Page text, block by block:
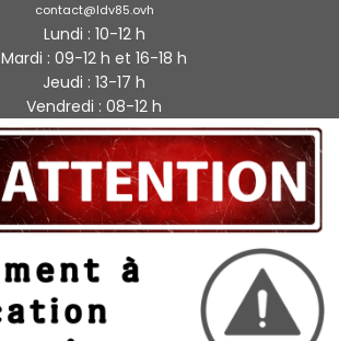
contact@ldv85.ovh
Lundi : 10-12 h
Mardi : 09-12 h et 16-18 h
Jeudi : 13-17 h
Vendredi : 08-12 h